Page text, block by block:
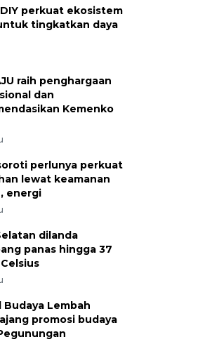
perkuat ekosistem
tingkatkan daya
raih penghargaan
dan
Kemenko
perlunya perkuat
lewat keamanan
energi
dilanda
panas hingga 37
Budaya Lembah
promosi budaya